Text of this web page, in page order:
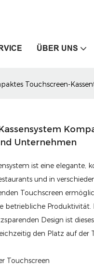
ÜBER UNS
Touchscreen-
Unternehmen
ist eine
und in
Touchscreen
betriebliche
Design ist
den Platz auf
Touchscreen